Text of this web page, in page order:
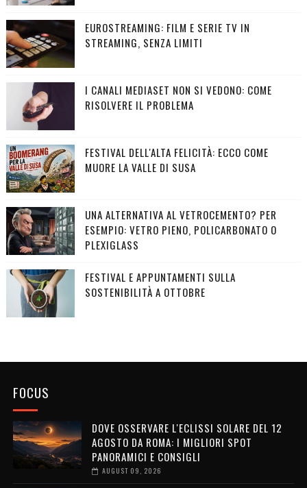
EUROSTREAMING: FILM E SERIE TV IN
STREAMING, SENZA LIMITI
I CANALI MEDIASET NON SI VEDONO: COME
RISOLVERE IL PROBLEMA
FESTIVAL DELL'ALTA FELICITÀ: ECCO COME
MUORE LA VALLE DI SUSA
UNA ALTERNATIVA AL VETROCEMENTO? PER
ESEMPIO: VETRO PIENO, POLICARBONATO O
PLEXIGLASS
FESTIVAL E APPUNTAMENTI SULLA
SOSTENIBILITÀ A OTTOBRE
FOCUS
DOVE OSSERVARE L'ECLISSI SOLARE DEL 12
AGOSTO DA ROMA: I MIGLIORI SPOT
PANORAMICI E CONSIGLI
AUGUST 09, 2026